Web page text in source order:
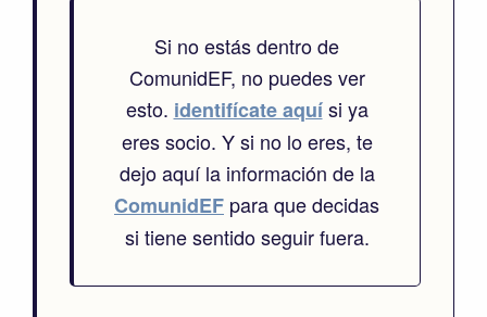
Si no estás dentro de
ComunidEF, no puedes ver
esto. identifícate aquísi ya
eres socio. Y si no lo eres, te
dejo aquí la información de la
ComunidEF para que decidas
si tiene sentido seguir fuera.